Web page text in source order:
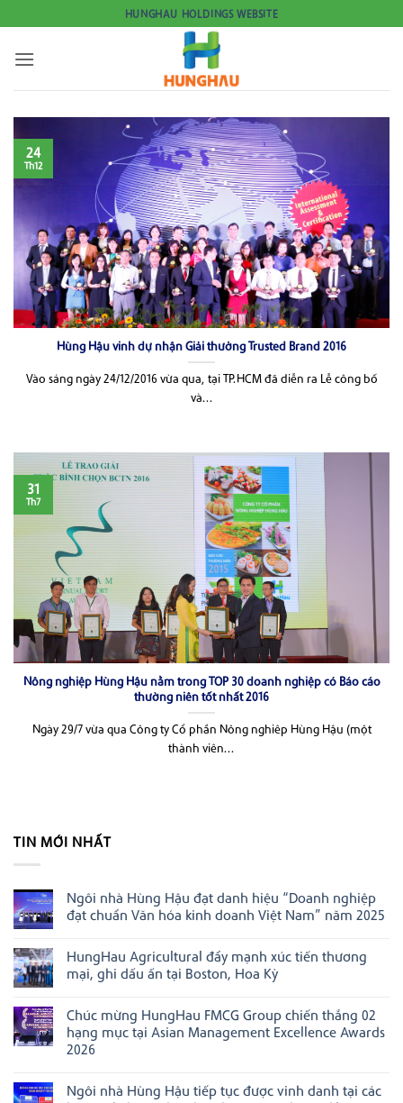
nội
HUNGHAU HOLDINGS WEBSITE
Hùng Hậu vinh dự nhận Giải thưởng Trusted Brand 2016
Vào sáng ngày 24/12/2016 vừa qua, tại TP.HCM đã diễn ra Lễ công bố
và...
24
Th12
Nông nghiệp Hùng Hậu nằm trong TOP 30 doanh nghiệp có Báo cáo
thường niên tốt nhất 2016
Ngày 29/7 vừa qua Công ty Cổ phần Nông nghiêp Hùng Hậu (một
thành viên...
31
Th7
TIN MỚI NHẤT
Ngôi nhà Hùng Hậu đạt danh hiệu “Doanh nghiệp
đạt chuẩn Văn hóa kinh doanh Việt Nam” năm 2025
bình
luận
ở
Hùng
Hậu
đạt
danh
nghiệp
đạt
HungHau Agricultural đẩy mạnh xúc tiến thương
mại, ghi dấu ấn tại Boston, Hoa Kỳ
bình
luận
ở
HungHau
mạnh
xúc
Chúc mừng HungHau FMCG Group chiến thắng 02
hạng mục tại Asian Management Excellence Awards
2026
bình
Ngôi nhà Hùng Hậu tiếp tục được vinh danh tại các